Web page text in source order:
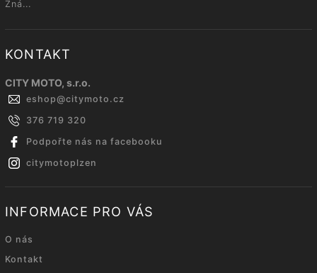
Zná...
KONTAKT
CITY MOTO, s.r.o.
eshop@citymoto.cz
376 719 320
Podpořte nás na facebooku
citymotoplzen
INFORMACE PRO VÁS
O nás
Kontakt